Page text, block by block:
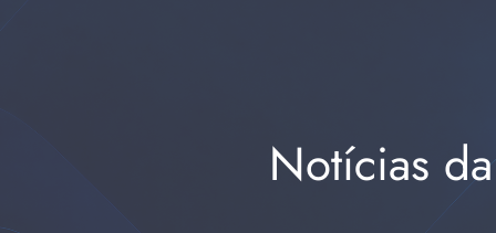
Notícias